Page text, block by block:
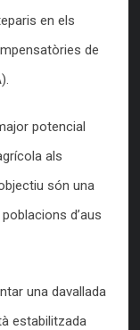
en els
de
potencial
als
són una
d’aus
una davallada
estabilitzada